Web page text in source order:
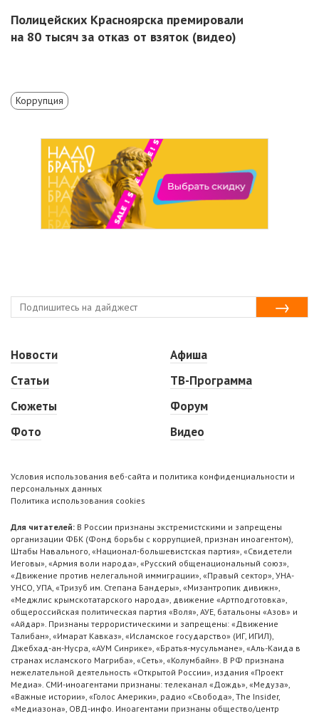
Полицейских Красноярска премировали
на 80 тысяч за отказ от взяток (видео)
Коррупция
Новости
Статьи
Сюжеты
Фото
Афиша
ТВ-Программа
Форум
Видео
Условия использования веб-сайта и политика конфиденциальности и
персональных данных
Политика использования cookies
Для читателей: В России признаны экстремистскими и запрещены
организации ФБК (Фонд борьбы с коррупцией, признан иноагентом),
Штабы Навального, «Национал-большевистская партия», «Свидетели
Иеговы», «Армия воли народа», «Русский общенациональный союз»,
«Движение против нелегальной иммиграции», «Правый сектор», УНА-
УНСО, УПА, «Тризуб им. Степана Бандеры», «Мизантропик дивижн»,
«Меджлис крымскотатарского народа», движение «Артподготовка»,
общероссийская политическая партия «Воля», АУЕ, батальоны «Азов» и
«Айдар». Признаны террористическими и запрещены: «Движение
Талибан», «Имарат Кавказ», «Исламское государство» (ИГ, ИГИЛ),
Джебхад-ан-Нусра, «АУМ Синрике», «Братья-мусульмане», «Аль-Каида в
странах исламского Магриба», «Сеть», «Колумбайн». В РФ признана
нежелательной деятельность «Открытой России», издания «Проект
Медиа». СМИ-иноагентами признаны: телеканал «Дождь», «Медуза»,
«Важные истории», «Голос Америки», радио «Свобода», The Insider,
«Медиазона», ОВД-инфо. Иноагентами признаны общество/центр